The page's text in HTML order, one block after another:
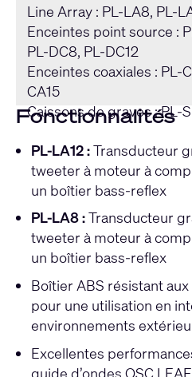
Line Array : PL-LA8, PL-
Enceintes point source :
PL-DC8, PL-DC12
Enceintes coaxiales : PL-
CA15
Caissons de graves : PL-
Fonctionnalités
PL-LA12 :Transducteur
tweeter à moteur à
un boîtier bass-reflex
PL-LA8 :Transducteur
tweeter à moteur à
un boîtier bass-reflex
Boîtier ABS résistant
pour une utilisation en
environnements
Excellentes
guide d’ondes QSC